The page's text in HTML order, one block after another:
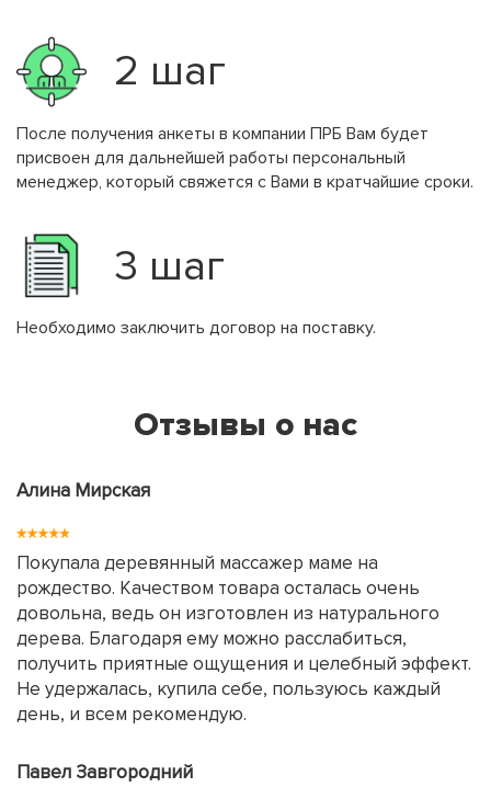
2 шаг
После получения анкеты в компании ПРБ Вам будет
присвоен для дальнейшей работы персональный
менеджер, который свяжется с Вами в кратчайшие сроки.
3 шаг
Необходимо заключить договор на поставку.
Отзывы о нас
Алина Мирская
Покупала деревянный массажер маме на
рождество. Качеством товара осталась очень
довольна, ведь он изготовлен из натурального
дерева. Благодаря ему можно расслабиться,
получить приятные ощущения и целебный эффект.
Не удержалась, купила себе, пользуюсь каждый
день, и всем рекомендую.
Павел Завгородний